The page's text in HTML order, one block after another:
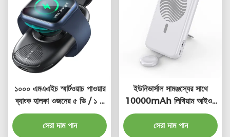
১০০০ এমএএইচ স্মার্টওয়াচ পাওয়ার
ব্যাংক হালকা ওজনের ৫ ভি / ১ এ
ইনপুট টাইপ সি সংযোগের সাথে
সেরা দাম পান
ইউনিভার্সাল সামঞ্জস্যের সাথে
10000mAh লিথিয়াম আইওন
পাওয়ার ব্যাংক টাইপ সি
সেরা দাম পান